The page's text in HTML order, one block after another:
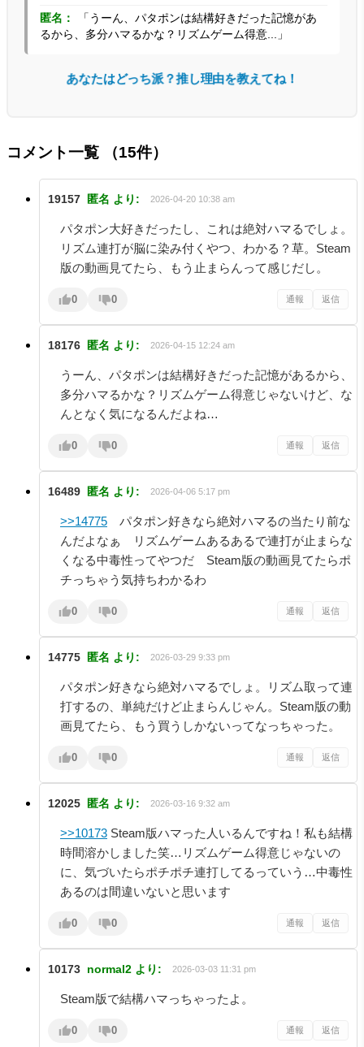
匿名：
「うーん、パタポンは結構好きだった記憶があ
るから、多分ハマるかな？リズムゲーム得意...」
あなたはどっち派？推し理由を教えてね！
コメント一覧 （15件）
19157 匿名 より: 2026-04-20 10:38 am
パタポン大好きだったし、これは絶対ハマるでしょ。
リズム連打が脳に染み付くやつ、わかる？草。Steam
版の動画見てたら、もう止まらんって感じだし。
0 0 通報 返信
18176 匿名 より: 2026-04-15 12:24 am
うーん、パタポンは結構好きだった記憶があるから、
多分ハマるかな？リズムゲーム得意じゃないけど、な
んとなく気になるんだよね…
0 0 通報 返信
16489 匿名 より: 2026-04-06 5:17 pm
>>14775 パタポン好きなら絶対ハマるの当たり前な
んだよなぁ リズムゲームあるあるで連打が止まらな
くなる中毒性ってやつだ Steam版の動画見てたらポ
チっちゃう気持ちわかるわ
0 0 通報 返信
14775 匿名 より: 2026-03-29 9:33 pm
パタポン好きなら絶対ハマるでしょ。リズム取って連
打するの、単純だけど止まらんじゃん。Steam版の動
画見てたら、もう買うしかないってなっちゃった。
0 0 通報 返信
12025 匿名 より: 2026-03-16 9:32 am
>>10173 Steam版ハマった人いるんですね！私も結構
時間溶かしました笑…リズムゲーム得意じゃないの
に、気づいたらポチポチ連打してるっていう…中毒性
あるのは間違いないと思います
0 0 通報 返信
10173 normal2 より: 2026-03-03 11:31 pm
Steam版で結構ハマっちゃったよ。
0 0 通報 返信